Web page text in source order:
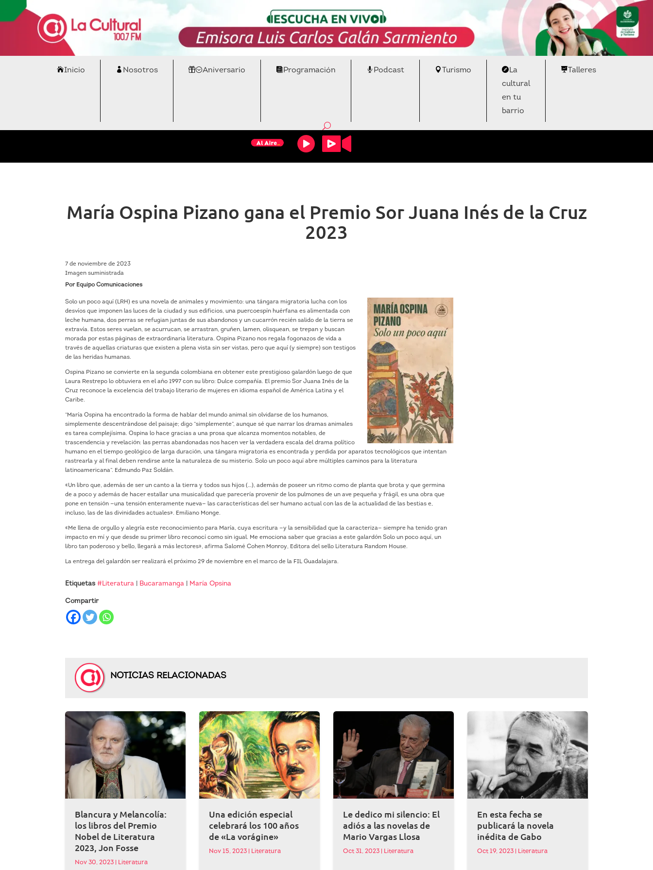
Inicio Nosotros Aniversario Programación Podcast Turismo
La
cultural
en tu
barrio
Talleres
María Ospina Pizano gana el Premio Sor Juana Inés de la Cruz
2023
7 de noviembre de 2023
Imagen suministrada
Por Equipo Comunicaciones
Solo un poco aquí (LRH) es una novela de animales y movimiento: una tángara migratoria lucha con los
desvíos que imponen las luces de la ciudad y sus edificios, una puercoespín huérfana es alimentada con
leche humana, dos perras se refugian juntas de sus abandonos y un cucarrón recién salido de la tierra se
extravía. Estos seres vuelan, se acurrucan, se arrastran, gruñen, lamen, olisquean, se trepan y buscan
morada por estas páginas de extraordinaria literatura. Ospina Pizano nos regala fogonazos de vida a
través de aquellas criaturas que existen a plena vista sin ser vistas, pero que aquí (y siempre) son testigos
de las heridas humanas.
Ospina Pizano se convierte en la segunda colombiana en obtener este prestigioso galardón luego de que
Laura Restrepo lo obtuviera en el año 1997 con su libro: Dulce compañía. El premio Sor Juana Inés de la
Cruz reconoce la excelencia del trabajo literario de mujeres en idioma español de América Latina y el
Caribe.
“María Ospina ha encontrado la forma de hablar del mundo animal sin olvidarse de los humanos,
simplemente descentrándose del paisaje; digo “simplemente”, aunque sé que narrar los dramas animales
es tarea complejísima. Ospina lo hace gracias a una prosa que alcanza momentos notables, de
trascendencia y revelación: las perras abandonadas nos hacen ver la verdadera escala del drama político
humano en el tiempo geológico de larga duración, una tángara migratoria es encontrada y perdida por aparatos tecnológicos que intentan
rastrearla y al final deben rendirse ante la naturaleza de su misterio. Solo un poco aquí abre múltiples caminos para la literatura
latinoamericana”. Edmundo Paz Soldán.
«Un libro que, además de ser un canto a la tierra y todos sus hijos (…), además de poseer un ritmo como de planta que brota y que germina
de a poco y además de hacer estallar una musicalidad que parecería provenir de los pulmones de un ave pequeña y frágil, es una obra que
pone en tensión —una tensión enteramente nueva— las características del ser humano actual con las de la actualidad de las bestias e,
incluso, las de las divinidades actuales». Emiliano Monge.
«Me llena de orgullo y alegría este reconocimiento para María, cuya escritura —y la sensibilidad que la caracteriza— siempre ha tenido gran
impacto en mí y que desde su primer libro reconocí como sin igual. Me emociona saber que gracias a este galardón Solo un poco aquí, un
libro tan poderoso y bello, llegará a más lectores», afirma Salomé Cohen Monroy, Editora del sello Literatura Random House.
La entrega del galardón ser realizará el próximo 29 de noviembre en el marco de la FIL Guadalajara.
Etiquetas#Literatura Bucaramanga María Opsina
Compartir
NOTICIAS RELACIONADAS
Blancura y Melancolía:
los libros del Premio
Nobel de Literatura
2023, Jon Fosse
Nov 30, 2023 Literatura
Una edición especial
celebrará los 100 años
de «La vorágine»
Nov 15, 2023 Literatura
Le dedico mi silencio: El
adiós a las novelas de
Mario Vargas Llosa
Oct 31, 2023 Literatura
En esta fecha se
publicará la novela
inédita de Gabo
Oct 19, 2023 Literatura